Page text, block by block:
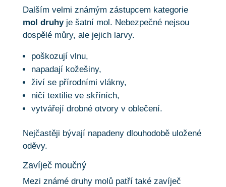
Dalším velmi známým zástupcem kategorie
mol druhyje šatní mol. Nebezpečné nejsou
dospělé můry, ale jejich larvy.
poškozují vlnu,
napadají kožešiny,
živí se přírodními vlákny,
ničí textilie ve skříních,
vytvářejí drobné otvory v oblečení.
Nejčastěji bývají napadeny dlouhodobě uložené
oděvy.
Zavíječ moučný
Mezi známé druhy molů patří také zavíječ